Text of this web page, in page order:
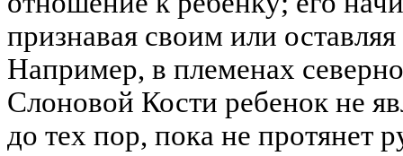
признавая своим или
Например, в племенах
Слоновой Кости ребенок не
до тех пор, пока не протянет